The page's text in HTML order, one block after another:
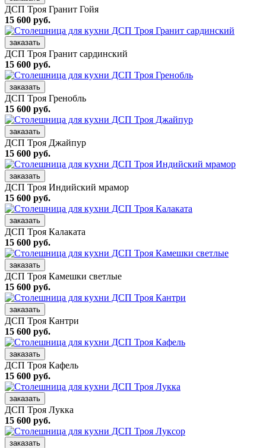
ДСП Троя Гранит Гойя
15 600 руб.
заказать
ДСП Троя Гранит сардинский
15 600 руб.
заказать
ДСП Троя Гренобль
15 600 руб.
заказать
ДСП Троя Джайпур
15 600 руб.
заказать
ДСП Троя Индийский мрамор
15 600 руб.
заказать
ДСП Троя Калаката
15 600 руб.
заказать
ДСП Троя Камешки светлые
15 600 руб.
заказать
ДСП Троя Кантри
15 600 руб.
заказать
ДСП Троя Кафель
15 600 руб.
заказать
ДСП Троя Лукка
15 600 руб.
заказать